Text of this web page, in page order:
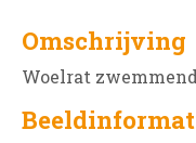
Omschrijving
Woelrat